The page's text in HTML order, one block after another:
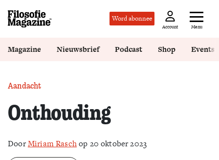
Word abonnee
Account Menu
Magazine Nieuwsbrief Podcast Shop Events
Aandacht
Onthouding
DoorMiriam Raschop 20 oktober 2023